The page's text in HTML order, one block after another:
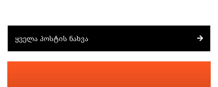
ᲧᲕᲔᲚᲐ ᲞᲝᲡᲢᲘᲡ ᲜᲐᲮᲕᲐ